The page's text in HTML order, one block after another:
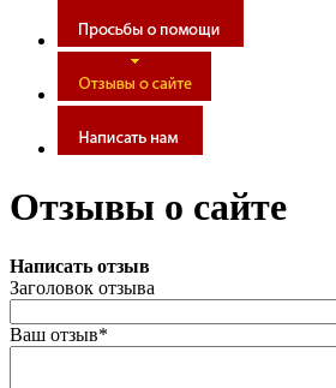
Отзывы о сайте
Написать отзыв
Заголовок отзыва
Ваш отзыв*